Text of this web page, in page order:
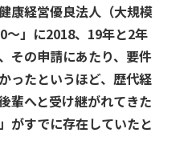
康経営優良法人（大規模
〜」に2018、19年と2年
その申請にあたり、要件
ったというほど、歴代経
輩へと受け継がれてきた
がすでに存在していたと